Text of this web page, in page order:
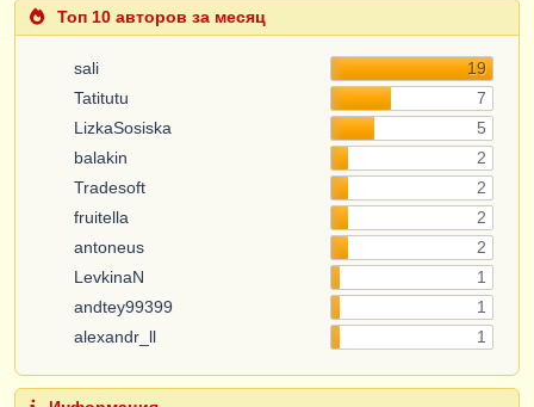
Топ 10 авторов за месяц
sali
19
Tatitutu
7
LizkaSosiska
5
balakin
2
Tradesoft
2
fruitella
2
antoneus
2
LevkinaN
1
andtey99399
1
alexandr_ll
1